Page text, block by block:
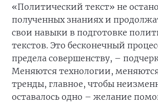
«Политический текст» не
полученных знаниях и
свои навыки в подготовке
текстов. Это бесконечный
предела совершенству, –
Меняются технологии,
тренды, главное, чтобы
оставалось одно – желание